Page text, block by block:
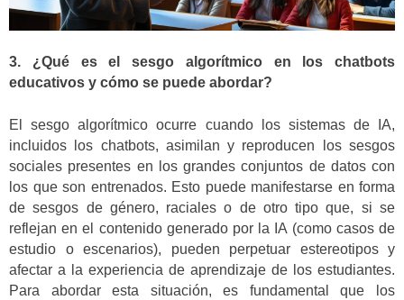
3. ¿Qué es el sesgo algorítmico en los chatbots
educativos y cómo se puede abordar?
El sesgo algorítmico ocurre cuando los sistemas de IA,
incluidos los chatbots, asimilan y reproducen los sesgos
sociales presentes en los grandes conjuntos de datos con
los que son entrenados. Esto puede manifestarse en forma
de sesgos de género, raciales o de otro tipo que, si se
reflejan en el contenido generado por la IA (como casos de
estudio o escenarios), pueden perpetuar estereotipos y
afectar a la experiencia de aprendizaje de los estudiantes.
Para abordar esta situación, es fundamental que los